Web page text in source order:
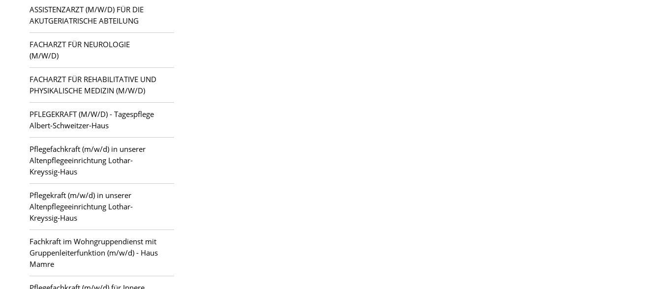
ASSISTENZARZT (M/W/D) FÜR DIE
AKUTGERIATRISCHE ABTEILUNG
FACHARZT FÜR NEUROLOGIE
(M/W/D)
FACHARZT FÜR REHABILITATIVE UND
PHYSIKALISCHE MEDIZIN (M/W/D)
PFLEGEKRAFT (M/W/D) - Tagespflege
Albert-Schweitzer-Haus
Pflegefachkraft (m/w/d) in unserer
Altenpflegeeinrichtung Lothar-
Kreyssig-Haus
Pflegekraft (m/w/d) in unserer
Altenpflegeeinrichtung Lothar-
Kreyssig-Haus
Fachkraft im Wohngruppendienst mit
Gruppenleiterfunktion (m/w/d) - Haus
Mamre